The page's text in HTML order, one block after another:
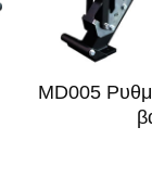
MD005